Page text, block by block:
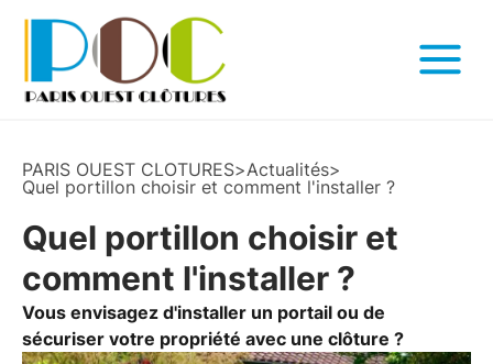
PARIS OUEST CLOTURES>Actualités>
Quel portillon choisir et comment l'installer ?
Quel portillon choisir et
comment l'installer ?
Vous envisagez d'installer un portail ou de
sécuriser votre propriété avec une clôture ?